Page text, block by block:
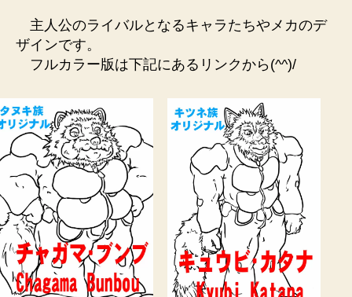
主人公のライバルとなるキャラたちやメカのデ
ザインです。
フルカラー版は下記にあるリンクから(^^)/